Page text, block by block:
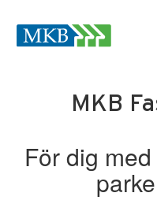
MKB
För dig